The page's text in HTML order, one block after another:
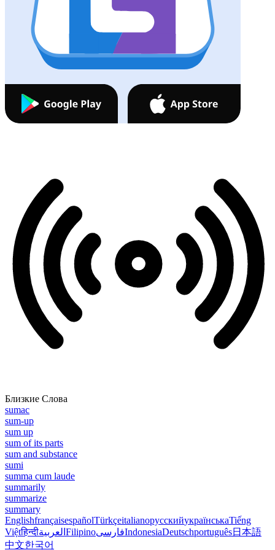
Близкие Слова
sumac
sum-up
sum up
sum of its parts
sum and substance
sumi
summa cum laude
summarily
summarize
summary
EnglishfrançaisespañolTürkçeitalianoрусскийукраїнськаTiếng
Việtहिन्दीالعربية FilipinoفارسیIndonesiaDeutschportuguês日本語
中文한국어